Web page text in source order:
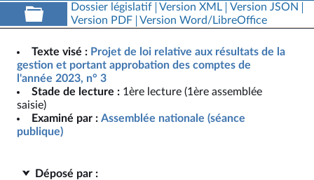
Dossier législatif Version XML
Version JSON
Version PDF
Version Word/LibreOffice
Texte visé : Projet de loi relative aux résultats de la
gestion et portant approbation des comptes de
l'année 2023, n° 3
Stade de lecture : 1ère lecture (1ère assemblée
saisie)
Examiné par : Assemblée nationale (séance
publique)
Déposé par :